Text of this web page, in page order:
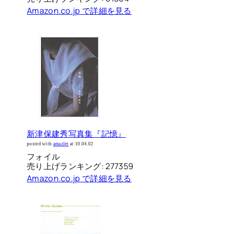
Amazon.co.jp で詳細を見る
新津保建秀写真集『記憶』
posted with amazlet at 10.04.02
フォイル
売り上げランキング: 277359
Amazon.co.jp で詳細を見る